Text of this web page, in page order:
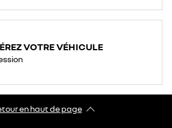
VOTRE VÉHICULE
en haut de page​